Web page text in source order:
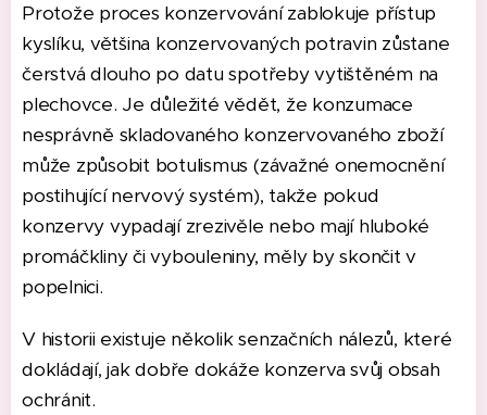
Protože proces konzervování zablokuje přístup
kyslíku, většina konzervovaných potravin zůstane
čerstvá dlouho po datu spotřeby vytištěném na
plechovce. Je důležité vědět, že konzumace
nesprávně skladovaného konzervovaného zboží
může způsobit botulismus (závažné onemocnění
postihující nervový systém), takže pokud
konzervy vypadají zrezivěle nebo mají hluboké
promáčkliny či vybouleniny, měly by skončit v
popelnici.
V historii existuje několik senzačních nálezů, které
dokládají, jak dobře dokáže konzerva svůj obsah
ochránit.